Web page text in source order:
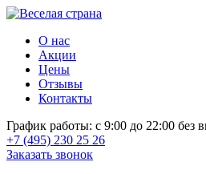
О нас
Акции
Цены
Отзывы
Контакты
График работы: с 9:00 до 22:00 без
+7 (495) 230 25 26
Заказать звонок